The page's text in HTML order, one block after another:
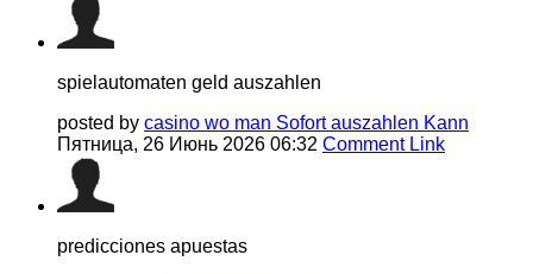
spielautomaten geld auszahlen
posted by casino wo man Sofort auszahlen Kann
Пятница, 26 Июнь 2026 06:32 Comment Link
predicciones apuestas